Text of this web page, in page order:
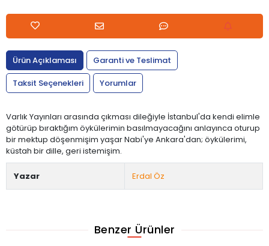
Ürün Açıklaması
Garanti ve Teslimat
Taksit Seçenekleri
Yorumlar
Varlık Yayınları arasında çıkması dileğiyle İstanbul'da kendi elimle
götürüp bıraktığım öykülerimin basılmayacağını anlayınca oturup
bir mektup döşenmişim yaşar Nabi'ye Ankara'dan; öykülerimi,
küstah bir dille, geri istemişim.
Yazar Erdal Öz
Benzer Ürünler